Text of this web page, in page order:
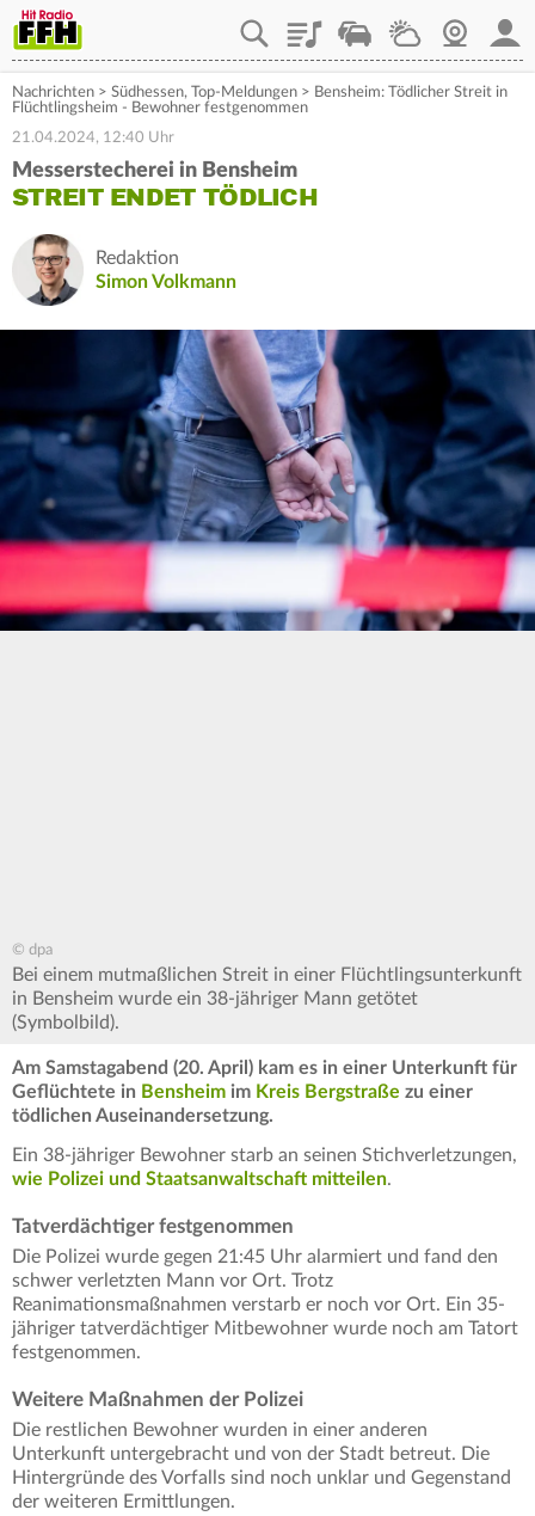
PlaylistStaupilotWetterWebcam
Nachrichten > Südhessen, Top-Meldungen > Bensheim: Tödlicher Streit in
Flüchtlingsheim - Bewohner festgenommen
21.04.2024, 12:40 Uhr
Messerstecherei in Bensheim
STREIT ENDET TÖDLICH
Redaktion
Simon Volkmann
© dpa
Bei einem mutmaßlichen Streit in einer Flüchtlingsunterkunft
in Bensheim wurde ein 38-jähriger Mann getötet
(Symbolbild).
Am Samstagabend (20. April) kam es in einer Unterkunft für
Geflüchtete in Bensheim im Kreis Bergstraße zu einer
tödlichen Auseinandersetzung.
Ein 38-jähriger Bewohner starb an seinen Stichverletzungen,
wie Polizei und Staatsanwaltschaft mitteilen.
Tatverdächtiger festgenommen
Die Polizei wurde gegen 21:45 Uhr alarmiert und fand den
schwer verletzten Mann vor Ort. Trotz
Reanimationsmaßnahmen verstarb er noch vor Ort. Ein 35-
jähriger tatverdächtiger Mitbewohner wurde noch am Tatort
festgenommen.
Weitere Maßnahmen der Polizei
Die restlichen Bewohner wurden in einer anderen
Unterkunft untergebracht und von der Stadt betreut. Die
Hintergründe des Vorfalls sind noch unklar und Gegenstand
der weiteren Ermittlungen.